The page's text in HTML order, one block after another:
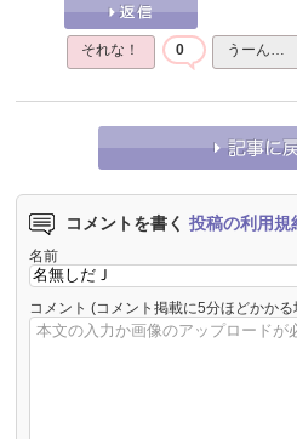
それな！ 0 うーん…
コメントを書く 投稿の利用規
名前
コメント (コメント掲載に5分ほどかか